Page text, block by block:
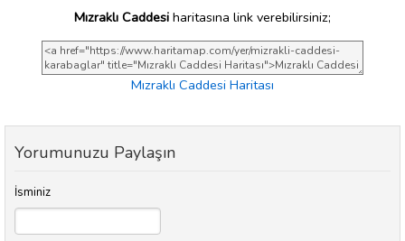
Mızraklı Caddesi haritasına link verebilirsiniz;
Mızraklı Caddesi Haritası
Yorumunuzu Paylaşın
İsminiz